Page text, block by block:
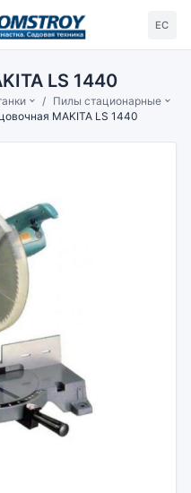
ЕС
LS 1440
Пилы стационарные
MAKITA LS 1440